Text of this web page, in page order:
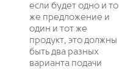
если будет одно и то
же предложение и
один и тот же
продукт, это должны
быть два разных
варианта подачи